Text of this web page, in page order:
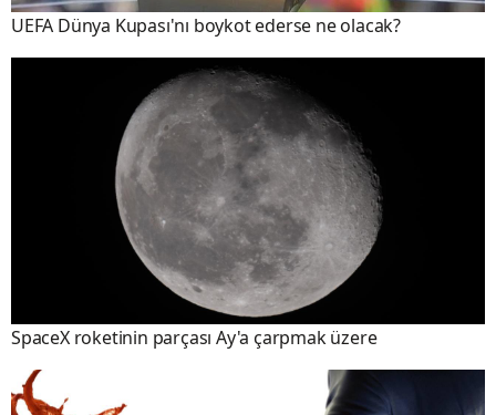
UEFA Dünya Kupası'nı boykot ederse ne olacak?
SpaceX roketinin parçası Ay'a çarpmak üzere